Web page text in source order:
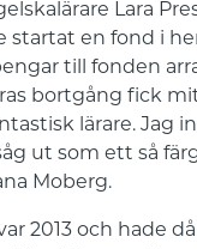
Lara
startat en fond i
till fonden
bortgång fick
lärare. Jag
ut som ett så
Moberg.
2013 och hade